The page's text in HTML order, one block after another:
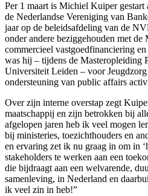
Per 1 maart is Michiel Kuiper
de Nederlandse Vereniging van
jaar op de beleidsafdeling van de
onder andere beziggehouden met
commercieel vastgoedfinanciering
was hij – tijdens de Masteropleiding
Universiteit Leiden – voor
ondersteuning van public affairs
Over zijn interne overstap zegt
maatschappij en zijn betrokken bij
afgelopen jaren heb ik veel mogen
bij ministeries, toezichthouders en
en ervaring zet ik nu graag in om in
stakeholders te werken aan een
die bijdraagt aan een welvarende,
samenleving, in Nederland en
ik veel zin in heb!”